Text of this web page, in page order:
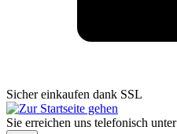
Sicher einkaufen dank SSL
Sie erreichen uns telefonisch unter